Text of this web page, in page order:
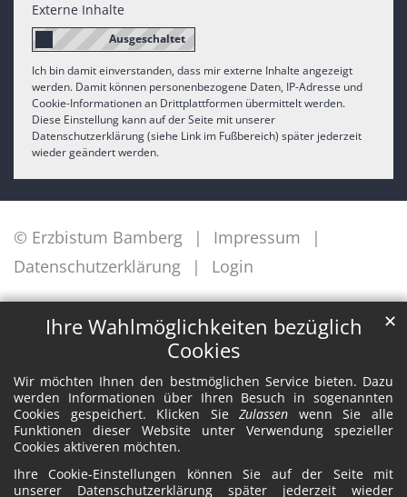
Ihre Wahlmöglichkeiten bezüglich
Cookies
Wir möchten Ihnen den bestmöglichen Service bieten. Dazu
werden Informationen über Ihren Besuch in sogenannten
Cookies gespeichert. Klicken SieZulassen wenn Sie alle
Funktionen dieser Website unter Verwendung spezieller
Cookies aktiveren möchten.
Ihre Cookie-Einstellungen können Sie auf der Seite mit
unserer Datenschutzerklärung später jederzeit wieder
✕
Externe Inhalte
Ich bin damit einverstanden, dass mir externe Inhalte angezeigt
werden. Damit können personenbezogene Daten, IP-Adresse und
Cookie-Informationen an Drittplattformen übermittelt werden.
Diese Einstellung kann auf der Seite mit unserer
Datenschutzerklärung (siehe Link im Fußbereich) später jederzeit
wieder geändert werden.
© Erzbistum Bamberg
Impressum
Datenschutzerklärung
Login